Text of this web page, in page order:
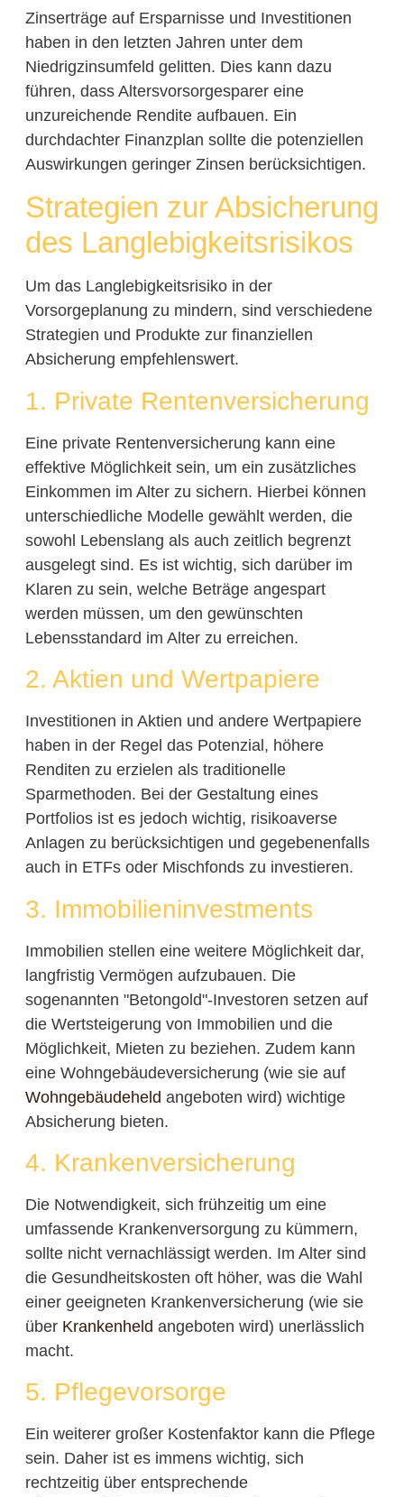
Zinserträge auf Ersparnisse und Investitionen
haben in den letzten Jahren unter dem
Niedrigzinsumfeld gelitten. Dies kann dazu
führen, dass Altersvorsorgesparer eine
unzureichende Rendite aufbauen. Ein
durchdachter Finanzplan sollte die potenziellen
Auswirkungen geringer Zinsen berücksichtigen.
Strategien zur Absicherung
des Langlebigkeitsrisikos
Um das Langlebigkeitsrisiko in der
Vorsorgeplanung zu mindern, sind verschiedene
Strategien und Produkte zur finanziellen
Absicherung empfehlenswert.
1. Private Rentenversicherung
Eine private Rentenversicherung kann eine
effektive Möglichkeit sein, um ein zusätzliches
Einkommen im Alter zu sichern. Hierbei können
unterschiedliche Modelle gewählt werden, die
sowohl Lebenslang als auch zeitlich begrenzt
ausgelegt sind. Es ist wichtig, sich darüber im
Klaren zu sein, welche Beträge angespart
werden müssen, um den gewünschten
Lebensstandard im Alter zu erreichen.
2. Aktien und Wertpapiere
Investitionen in Aktien und andere Wertpapiere
haben in der Regel das Potenzial, höhere
Renditen zu erzielen als traditionelle
Sparmethoden. Bei der Gestaltung eines
Portfolios ist es jedoch wichtig, risikoaverse
Anlagen zu berücksichtigen und gegebenenfalls
auch in ETFs oder Mischfonds zu investieren.
3. Immobilieninvestments
Immobilien stellen eine weitere Möglichkeit dar,
langfristig Vermögen aufzubauen. Die
sogenannten "Betongold"-Investoren setzen auf
die Wertsteigerung von Immobilien und die
Möglichkeit, Mieten zu beziehen. Zudem kann
eine Wohngebäudeversicherung (wie sie auf
Wohngebäudeheld angeboten wird) wichtige
Absicherung bieten.
4. Krankenversicherung
Die Notwendigkeit, sich frühzeitig um eine
umfassende Krankenversorgung zu kümmern,
sollte nicht vernachlässigt werden. Im Alter sind
die Gesundheitskosten oft höher, was die Wahl
einer geeigneten Krankenversicherung (wie sie
über Krankenheld angeboten wird) unerlässlich
macht.
5. Pflegevorsorge
Ein weiterer großer Kostenfaktor kann die Pflege
sein. Daher ist es immens wichtig, sich
rechtzeitig über entsprechende